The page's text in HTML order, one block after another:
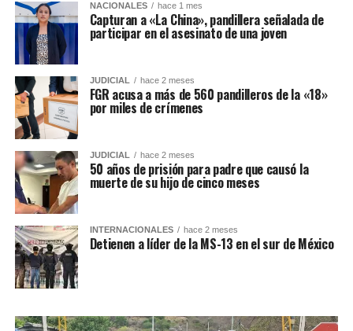
NACIONALES hace 1 mes
Capturan a «La China», pandillera señalada de
participar en el asesinato de una joven
JUDICIAL hace 2 meses
FGR acusa a más de 560 pandilleros de la «18»
por miles de crímenes
JUDICIAL hace 2 meses
50 años de prisión para padre que causó la
muerte de su hijo de cinco meses
INTERNACIONALES hace 2 meses
Detienen a líder de la MS-13 en el sur de México